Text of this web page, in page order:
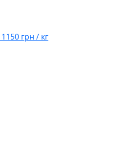
1150 грн / кг